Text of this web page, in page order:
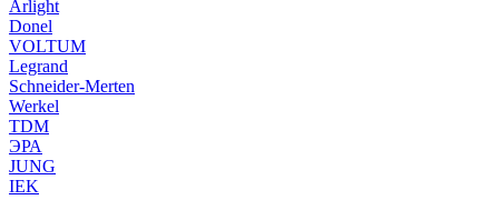
Arlight
Donel
VOLTUM
Legrand
Schneider-Merten
Werkel
TDM
ЭРА
JUNG
IEK